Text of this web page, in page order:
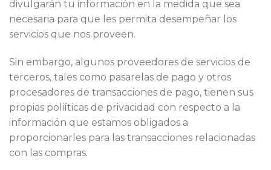
divulgarán tu información en la medida que sea
necesaria para que les permita desempeñar los
servicios que nos proveen.
Sin embargo, algunos proveedores de servicios de
terceros, tales como pasarelas de pago y otros
procesadores de transacciones de pago, tienen sus
propias poliíticas de privacidad con respecto a la
información que estamos obligados a
proporcionarles para las transacciones relacionadas
con las compras.